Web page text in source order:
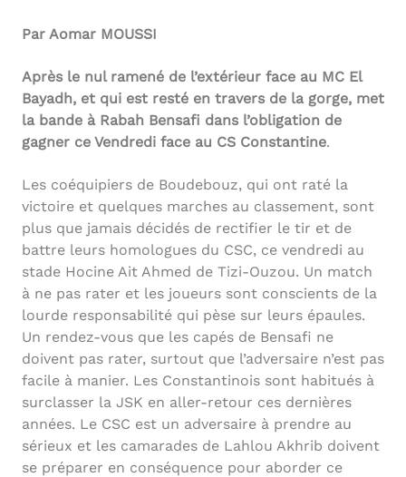
Par Aomar MOUSSI
Après le nul ramené de l’extérieur face au MC El
Bayadh, et qui est resté en travers de la gorge, met
la bande à Rabah Bensafi dans l’obligation de
gagner ce Vendredi face au CS Constantine.
Les coéquipiers de Boudebouz, qui ont raté la
victoire et quelques marches au classement, sont
plus que jamais décidés de rectifier le tir et de
battre leurs homologues du CSC, ce vendredi au
stade Hocine Ait Ahmed de Tizi-Ouzou. Un match
à ne pas rater et les joueurs sont conscients de la
lourde responsabilité qui pèse sur leurs épaules.
Un rendez-vous que les capés de Bensafi ne
doivent pas rater, surtout que l’adversaire n’est pas
facile à manier. Les Constantinois sont habitués à
surclasser la JSK en aller-retour ces dernières
années. Le CSC est un adversaire à prendre au
sérieux et les camarades de Lahlou Akhrib doivent
se préparer en conséquence pour aborder ce